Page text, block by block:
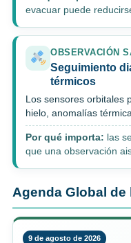
evacuar puede
OBSERVACIÓN
Seguimiento
térmicos
Los sensores orbitales
hielo, anomalías
Por qué importa: las
que una observación
Agenda Global de
9 de agosto de 2026